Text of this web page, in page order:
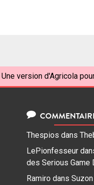
Une version d'Agricola
Thespios dans
LePionfesseur
des Serious Game
Ramiro dans